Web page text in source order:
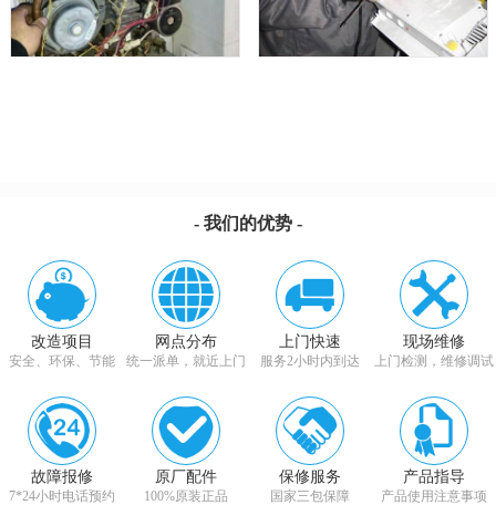
- 我们的优势 -
改造项目
安全、环保、节能
网点分布
统一派单，就近上门
上门快速
服务2小时内到达
现场维修
上门检测，维修调试
故障报修
7*24小时电话预约
原厂配件
100%原装正品
保修服务
国家三包保障
产品指导
产品使用注意事项